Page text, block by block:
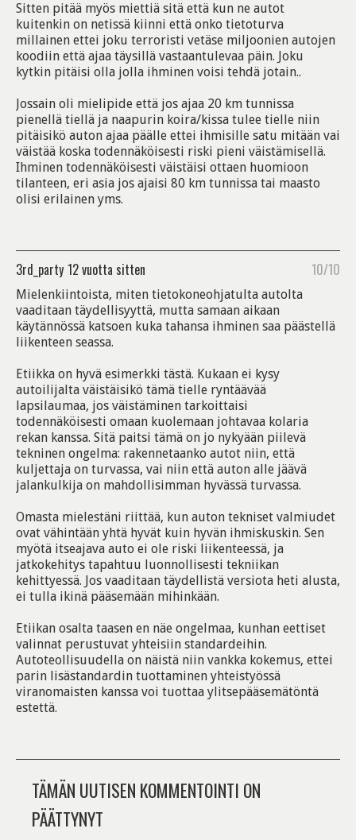
Sitten pitää myös miettiä sitä että kun ne autot
kuitenkin on netissä kiinni että onko tietoturva
millainen ettei joku terroristi vetäse miljoonien autojen
koodiin että ajaa täysillä vastaantulevaa päin. Joku
kytkin pitäisi olla jolla ihminen voisi tehdä jotain..
Jossain oli mielipide että jos ajaa 20 km tunnissa
pienellä tiellä ja naapurin koira/kissa tulee tielle niin
pitäisikö auton ajaa päälle ettei ihmisille satu mitään vai
väistää koska todennäköisesti riski pieni väistämisellä.
Ihminen todennäköisesti väistäisi ottaen huomioon
tilanteen, eri asia jos ajaisi 80 km tunnissa tai maasto
olisi erilainen yms.
3rd_party 12 vuotta sitten 10/10
Mielenkiintoista, miten tietokoneohjatulta autolta
vaaditaan täydellisyyttä, mutta samaan aikaan
käytännössä katsoen kuka tahansa ihminen saa päästellä
liikenteen seassa.
Etiikka on hyvä esimerkki tästä. Kukaan ei kysy
autoilijalta väistäisikö tämä tielle ryntäävää
lapsilaumaa, jos väistäminen tarkoittaisi
todennäköisesti omaan kuolemaan johtavaa kolaria
rekan kanssa. Sitä paitsi tämä on jo nykyään piilevä
tekninen ongelma: rakennetaanko autot niin, että
kuljettaja on turvassa, vai niin että auton alle jäävä
jalankulkija on mahdollisimman hyvässä turvassa.
Omasta mielestäni riittää, kun auton tekniset valmiudet
ovat vähintään yhtä hyvät kuin hyvän ihmiskuskin. Sen
myötä itseajava auto ei ole riski liikenteessä, ja
jatkokehitys tapahtuu luonnollisesti tekniikan
kehittyessä. Jos vaaditaan täydellistä versiota heti alusta,
ei tulla ikinä pääsemään mihinkään.
Etiikan osalta taasen en näe ongelmaa, kunhan eettiset
valinnat perustuvat yhteisiin standardeihin.
Autoteollisuudella on näistä niin vankka kokemus, ettei
parin lisästandardin tuottaminen yhteistyössä
viranomaisten kanssa voi tuottaa ylitsepääsemätöntä
estettä.
TÄMÄN UUTISEN KOMMENTOINTI ON
PÄÄTTYNYT